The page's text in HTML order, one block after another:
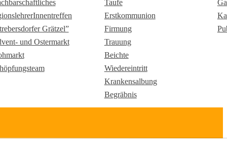
Grätzel”
und Ostermarkt
Taufe
Erstkommunion
Firmung
Trauung
Beichte
Wiedereintritt
Krankensalbung
Begräbnis